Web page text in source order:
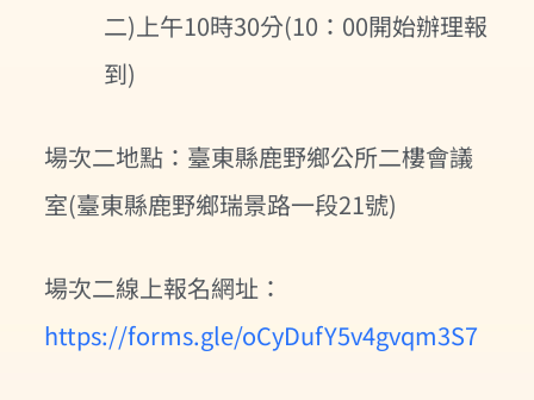
二)上午10時30分(10：00開始辦理報
到)
場次二地點：臺東縣鹿野鄉公所二樓會議
室(臺東縣鹿野鄉瑞景路一段21號)
場次二線上報名網址：
https://forms.gle/oCyDufY5v4gvqm3S7